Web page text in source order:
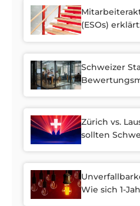
und
wissen
(ESOs)
Schweizer
Zürich vs.
sollten
aufnehmen?
Wie sich 1-